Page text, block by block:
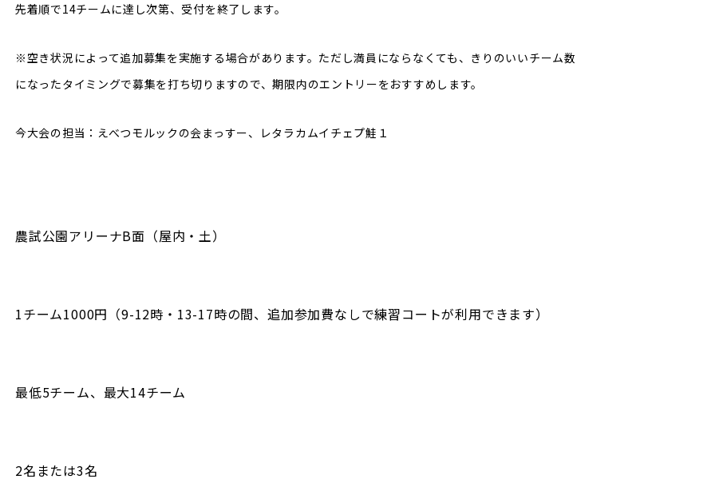
先着順で14チームに達し次第、受付を終了します。
※空き状況によって追加募集を実施する場合があります。ただし満員にならなくても、きりのいいチーム数
になったタイミングで募集を打ち切りますので、期限内のエントリーをおすすめします。
今大会の担当：えべつモルックの会まっすー、レタラカムイチェプ鮭１
農試公園アリーナB面（屋内・土）
1チーム1000円（9-12時・13-17時の間、追加参加費なしで練習コートが利用できます）
最低5チーム、最大14チーム
2名または3名